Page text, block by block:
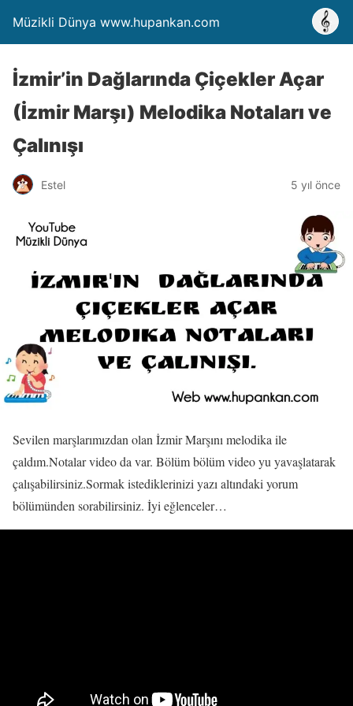
Müzikli Dünya www.hupankan.com
İzmir’in Dağlarında Çiçekler Açar
(İzmir Marşı) Melodika Notaları ve
Çalınışı
Estel 5 yıl önce
Sevilen marşlarımızdan olan İzmir Marşını melodika ile
çaldım.Notalar video da var. Bölüm bölüm video yu yavaşlatarak
çalışabilirsiniz.Sormak istediklerinizi yazı altındaki yorum
bölümünden sorabilirsiniz. İyi eğlenceler…